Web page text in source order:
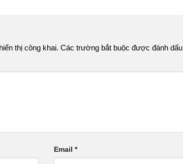
thị công khai. Các trường bắt buộc được đánh dấu
Email*